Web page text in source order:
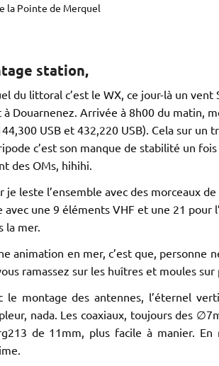
la Pointe de Merquel
station,
du littoral c’est le WX, ce jour-là un
à Douarnenez. Arrivée à 8h00 du matin,
USB et 432,220 USB). Cela sur un
c’est son manque de stabilité un
des OMs, hihihi.
je leste l’ensemble avec des morceaux
avec une 9 éléments VHF et une 21 pour
la mer.
animation en mer, c’est que,
ramassez sur les huîtres et moules
le montage des antennes, l’éternel
nada. Les coaxiaux, toujours des
de 11mm, plus facile à manier.